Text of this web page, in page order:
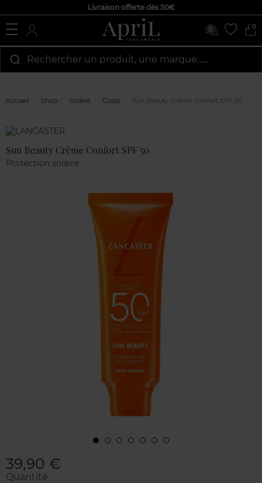
Livraison offerte dès 50€
0
Rechercher un produit, une marque…...
Accueil Shop Solaire Corps Sun Beauty Crème Confort SPF 50
Marque
clients
Sun Beauty Crème Confort SPF 50
Protection solaire
39,90 €
Quantité